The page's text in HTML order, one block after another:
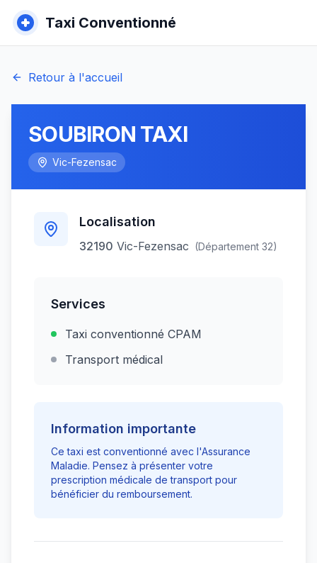
Taxi Conventionné
Retour à l'accueil
SOUBIRON TAXI
Vic-Fezensac
Localisation
32190 Vic-Fezensac (Département 32)
Services
Taxi conventionné CPAM
Transport médical
Information importante
Ce taxi est conventionné avec l'Assurance
Maladie. Pensez à présenter votre
prescription médicale de transport pour
bénéficier du remboursement.